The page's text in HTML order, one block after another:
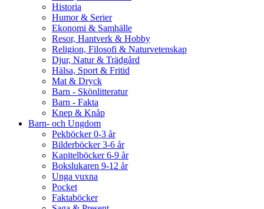
Historia
Humor & Serier
Ekonomi & Samhälle
Resor, Hantverk & Hobby
Religion, Filosofi & Naturvetenskap
Djur, Natur & Trädgård
Hälsa, Sport & Fritid
Mat & Dryck
Barn - Skönlitteratur
Barn - Fakta
Knep & Knåp
Barn- och Ungdom
Pekböcker 0-3 år
Bilderböcker 3-6 år
Kapitelböcker 6-9 år
Bokslukaren 9-12 år
Unga vuxna
Pocket
Faktaböcker